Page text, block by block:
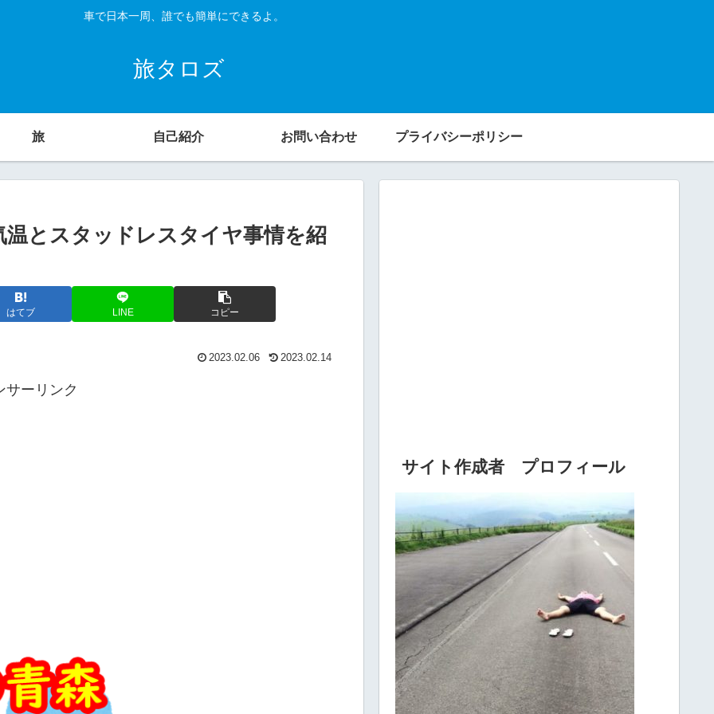
車で日本一周、誰でも簡単にできるよ。
旅タロズ
旅 自己紹介 お問い合わせ プライバシーポリシー
とスタッドレスタイヤ事情を紹
はてブ LINE コピー
2023.02.06 2023.02.14
サーリンク
サイト作成者 プロフィール